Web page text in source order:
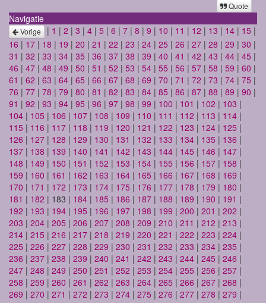
Quote
Navigatie
Vorige | 1 | 2 | 3 | 4 | 5 | 6 | 7 | 8 | 9 | 10 | 11 | 12 | 13 | 14 | 15 |
16 | 17 | 18 | 19 | 20 | 21 | 22 | 23 | 24 | 25 | 26 | 27 | 28 | 29 | 30 |
31 | 32 | 33 | 34 | 35 | 36 | 37 | 38 | 39 | 40 | 41 | 42 | 43 | 44 | 45 |
46 | 47 | 48 | 49 | 50 | 51 | 52 | 53 | 54 | 55 | 56 | 57 | 58 | 59 | 60 |
61 | 62 | 63 | 64 | 65 | 66 | 67 | 68 | 69 | 70 | 71 | 72 | 73 | 74 | 75 |
76 | 77 | 78 | 79 | 80 | 81 | 82 | 83 | 84 | 85 | 86 | 87 | 88 | 89 | 90 |
91 | 92 | 93 | 94 | 95 | 96 | 97 | 98 | 99 | 100 | 101 | 102 | 103 |
104 | 105 | 106 | 107 | 108 | 109 | 110 | 111 | 112 | 113 | 114 |
115 | 116 | 117 | 118 | 119 | 120 | 121 | 122 | 123 | 124 | 125 |
126 | 127 | 128 | 129 | 130 | 131 | 132 | 133 | 134 | 135 | 136 |
137 | 138 | 139 | 140 | 141 | 142 | 143 | 144 | 145 | 146 | 147 |
148 | 149 | 150 | 151 | 152 | 153 | 154 | 155 | 156 | 157 | 158 |
159 | 160 | 161 | 162 | 163 | 164 | 165 | 166 | 167 | 168 | 169 |
170 | 171 | 172 | 173 | 174 | 175 | 176 | 177 | 178 | 179 | 180 |
181 | 182 | 183 | 184 | 185 | 186 | 187 | 188 | 189 | 190 | 191 |
192 | 193 | 194 | 195 | 196 | 197 | 198 | 199 | 200 | 201 | 202 |
203 | 204 | 205 | 206 | 207 | 208 | 209 | 210 | 211 | 212 | 213 |
214 | 215 | 216 | 217 | 218 | 219 | 220 | 221 | 222 | 223 | 224 |
225 | 226 | 227 | 228 | 229 | 230 | 231 | 232 | 233 | 234 | 235 |
236 | 237 | 238 | 239 | 240 | 241 | 242 | 243 | 244 | 245 | 246 |
247 | 248 | 249 | 250 | 251 | 252 | 253 | 254 | 255 | 256 | 257 |
258 | 259 | 260 | 261 | 262 | 263 | 264 | 265 | 266 | 267 | 268 |
269 | 270 | 271 | 272 | 273 | 274 | 275 | 276 | 277 | 278 | 279 |